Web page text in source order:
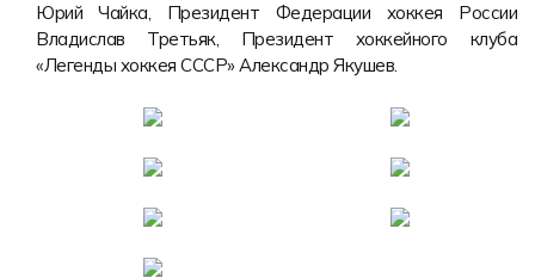
Юрий Чайка, Президент Федерации хоккея России
Владислав Третьяк, Президент хоккейного клуба
«Легенды хоккея СССР» Александр Якушев.